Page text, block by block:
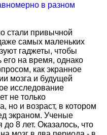
в разном
стали привычной
самых маленьких
гаджеты, чтобы
на время, однако
как экранное
мозга и будущей
исследование
не только
но и возраст, в котором
экраном. Ученые
8 лет. Оказалось, что